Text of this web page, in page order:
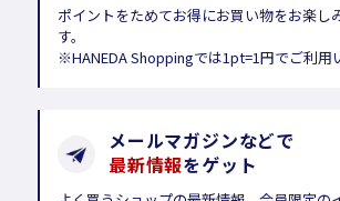
ポイントをためてお得にお買い物をお楽し
す。
※HANEDA Shoppingでは1pt=1円でご利用
メールマガジンなどで
最新情報をゲット